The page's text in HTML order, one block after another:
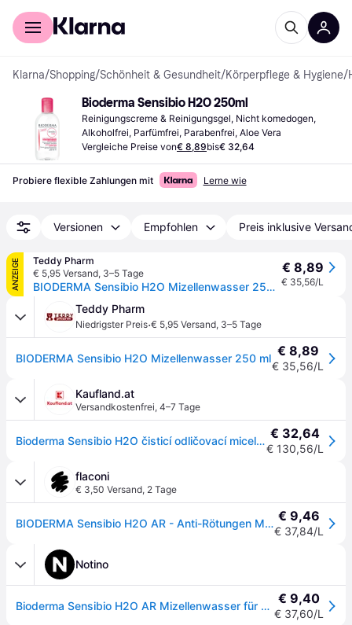
Für Shopper
Klarna/Shopping/Schönheit & Gesundheit/Körperpflege & Hygiene/
Bioderma Sensibio H2O 250ml
Reinigungscreme & Reinigungsgel, Nicht komedogen,
Alkoholfrei, Parfümfrei, Parabenfrei, Aloe Vera
Vergleiche Preise von€ 8,89bis€ 32,64
Probiere flexible Zahlungen mit Lerne wie
Versionen Empfohlen Preis inklusive
ANZEIGE
Teddy Pharm
€ 5,95 Versand, 3–5 Tage
BIODERMA Sensibio H2O Mizellenwasser 250 ml
€ 8,89
€ 35,56/L
Teddy Pharm
Niedrigster Preis·€ 5,95 Versand, 3–5 Tage
BIODERMA Sensibio H2O Mizellenwasser 250 ml € 8,89
€ 35,56/L
Kaufland.at
Versandkostenfrei, 4–7 Tage
Bioderma Sensibio H2O čisticí odličovací micelární voda 250 ml € 32,64
€ 130,56/L
flaconi
€ 3,50 Versand, 2 Tage
BIODERMA Sensibio H2O AR - Anti-Rötungen Mizellenwasser, sanft reinigend Make-up Entferner 250 ml € 9,46
€ 37,84/L
Notino
Bioderma Sensibio H2O AR Mizellenwasser für empfindliche Haut mit der Neigung zum Erröten 250 ml € 9,40
€ 37,60/L